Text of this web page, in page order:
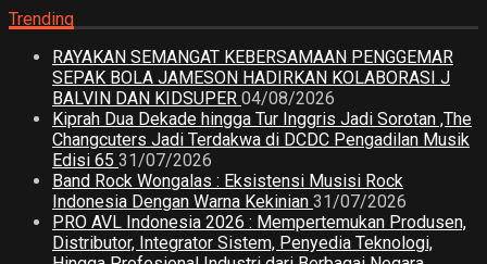
Trending
RAYAKAN SEMANGAT KEBERSAMAAN PENGGEMAR
SEPAK BOLA JAMESON HADIRKAN KOLABORASI J
BALVIN DAN KIDSUPER 04/08/2026
Kiprah Dua Dekade hingga Tur Inggris Jadi Sorotan ,The
Changcuters Jadi Terdakwa di DCDC Pengadilan Musik
Edisi 65 31/07/2026
Band Rock Wongalas : Eksistensi Musisi Rock
Indonesia Dengan Warna Kekinian 31/07/2026
PRO AVL Indonesia 2026 : Mempertemukan Produsen,
Distributor, Integrator Sistem, Penyedia Teknologi,